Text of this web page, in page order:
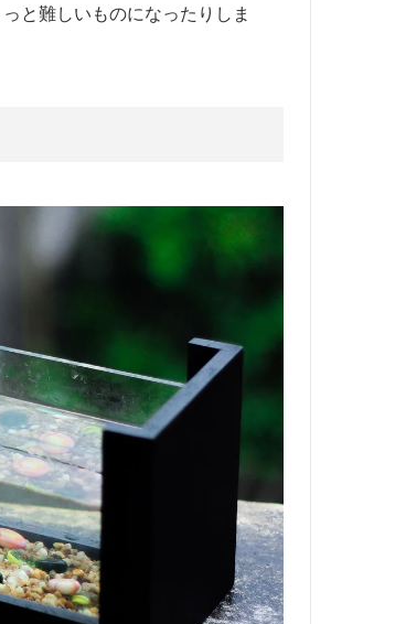
と難しいものになったりしま